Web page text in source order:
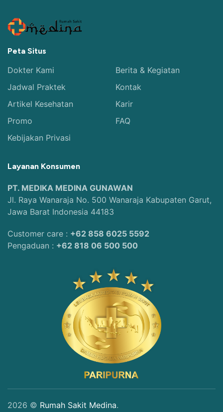
Peta Situs
Dokter Kami
Jadwal Praktek
Artikel Kesehatan
Promo
Kebijakan Privasi
Berita & Kegiatan
Kontak
Karir
FAQ
Layanan Konsumen
PT. MEDIKA MEDINA GUNAWAN
Jl. Raya Wanaraja No. 500 Wanaraja Kabupaten Garut,
Jawa Barat Indonesia 44183
Customer care : +62 858 6025 5592
Pengaduan : +62 818 06 500 500
2026 © Rumah Sakit Medina.